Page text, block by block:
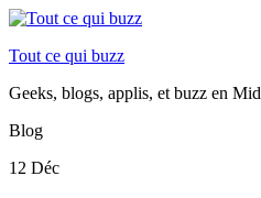
Tout ce qui buzz
Geeks, blogs, applis, et buzz en
Blog
12 Déc